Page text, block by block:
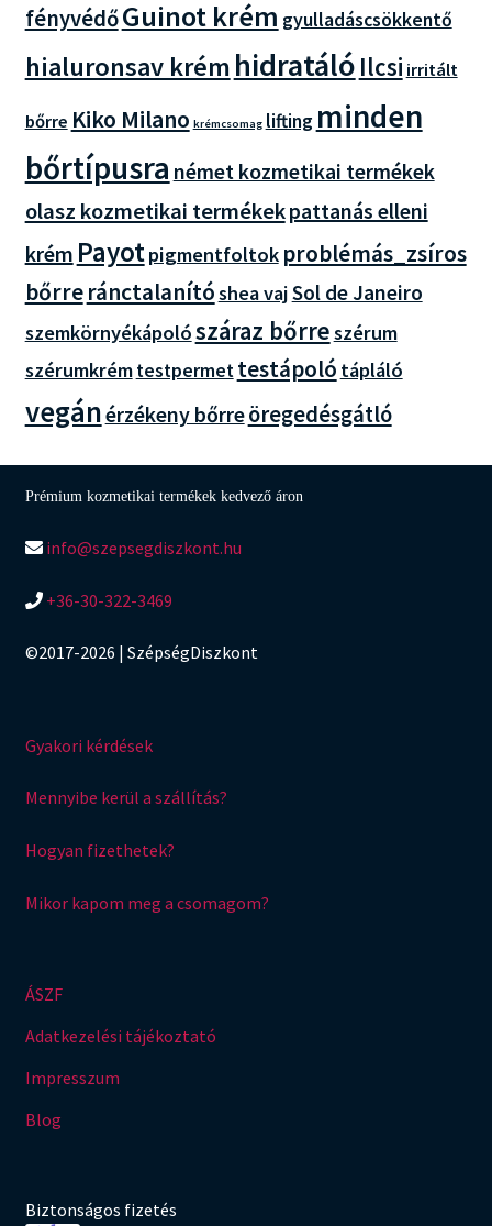
fényvédőGuinot krém gyulladáscsökkentő
hialuronsav krémhidratáló Ilcsi irritált
bőrre Kiko Milano krémcsomag lifting minden
bőrtípusra német kozmetikai termékek
olasz kozmetikai termékekpattanás elleni
krém Payotpigmentfoltok problémás_zsíros
bőrreránctalanítóshea vajSol de Janeiro
szemkörnyékápolószáraz bőrreszérum
szérumkrémtestpermettestápoló tápláló
vegánérzékeny bőrreöregedésgátló
Prémium kozmetikai termékek kedvező áron
info@szepsegdiszkont.hu
+36-30-322-3469
©2017-2026 | SzépségDiszkont
Gyakori kérdések
Mennyibe kerül a szállítás?
Hogyan fizethetek?
Mikor kapom meg a csomagom?
ÁSZF
Adatkezelési tájékoztató
Impresszum
Blog
Biztonságos fizetés